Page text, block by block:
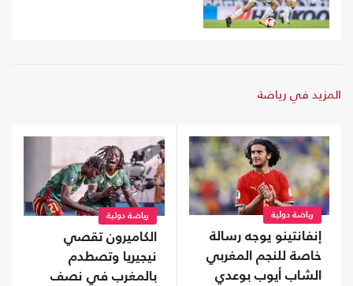
المزيد في رياضة
رياضة دولية
إنفانتينو يوجه رسالة
خاصة للنجم المغربي
الشاب أيوب بوعدي
رياضة دولية
الكاميرون تقصي
نيجيريا وتصطدم
بالمغرب في نصف